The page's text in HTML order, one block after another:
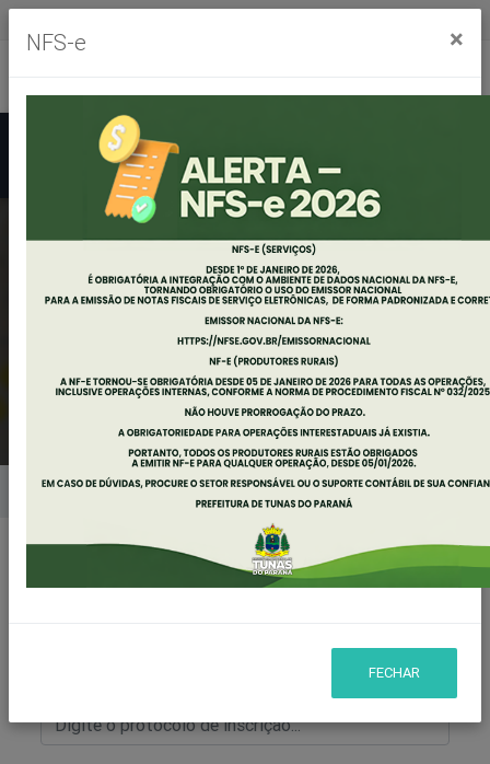
CONSULTA -
PROCESSO
SELETIVO
Home Consulta - Processo Seletivo
Consulta de Inscrição para o
NFS-e ×
FECHAR